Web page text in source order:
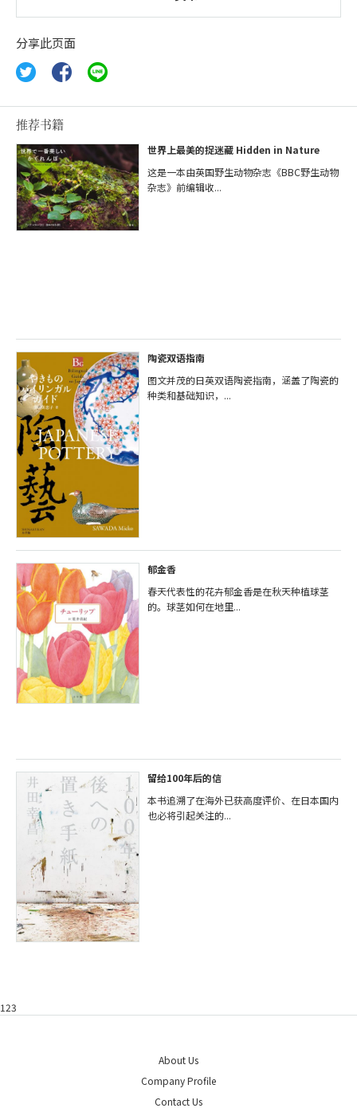
分享此页面
推荐书籍
世界上最美的捉迷藏 Hidden in Nature
这是一本由英国野生动物杂志《BBC野生动物
杂志》前编辑收...
陶瓷双语指南
图文并茂的日英双语陶瓷指南，涵盖了陶瓷的
种类和基础知识，...
郁金香
春天代表性的花卉郁金香是在秋天种植球茎
的。球茎如何在地里...
留给100年后的信
本书追溯了在海外已获高度评价、在日本国内
也必将引起关注的...
123
About Us
Company Profile
Contact Us